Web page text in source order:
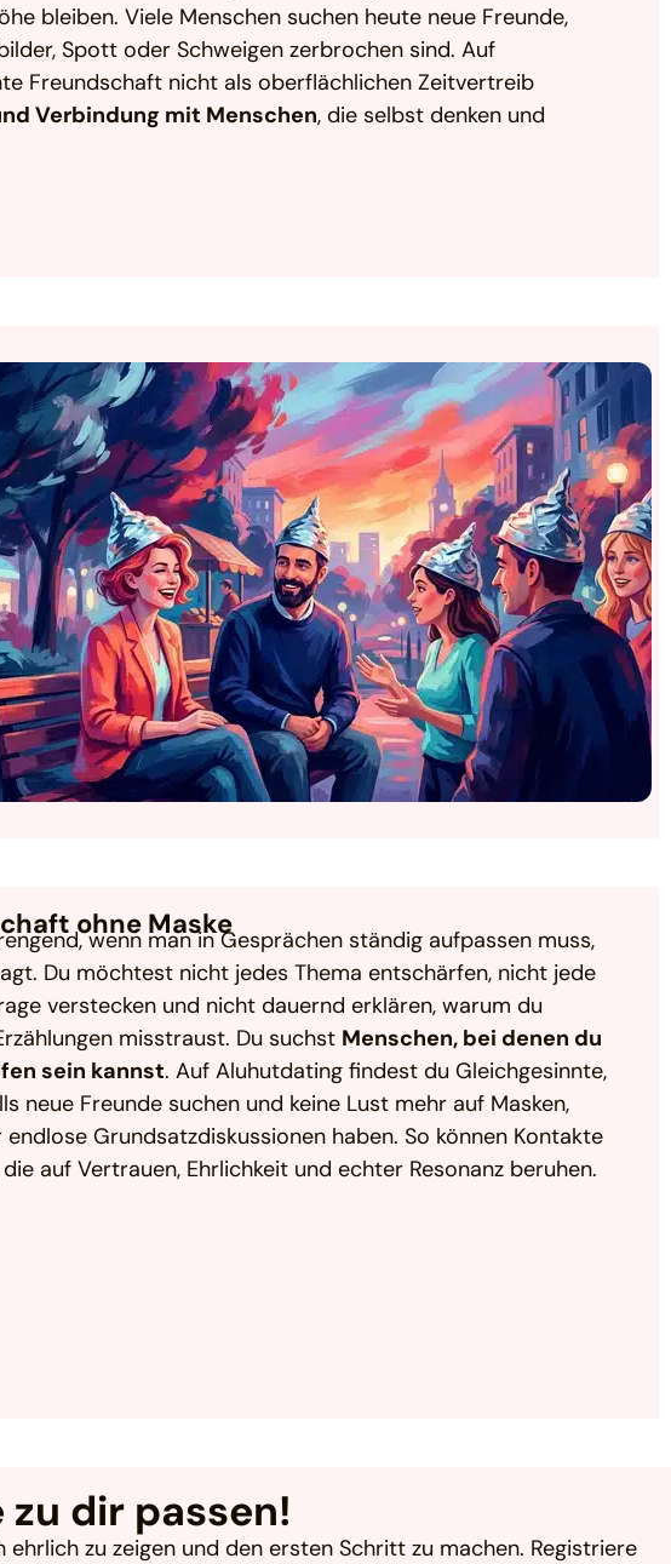
bleiben. Viele Menschen suchen heute neue Freunde,
Spott oder Schweigen zerbrochen sind. Auf
Freundschaft nicht als oberflächlichen Zeitvertreib
Verbindung mit Menschen, die selbst denken und
ohne Maske
wenn man in Gesprächen ständig aufpassen muss,
Du möchtest nicht jedes Thema entschärfen, nicht jede
verstecken und nicht dauernd erklären, warum du
misstraust. Du suchst Menschen, bei denen du
sein kannst. Auf Aluhutdating findest du Gleichgesinnte,
neue Freunde suchen und keine Lust mehr auf Masken,
Grundsatzdiskussionen haben. So können Kontakte
auf Vertrauen, Ehrlichkeit und echter Resonanz beruhen.
dir passen!
zu zeigen und den ersten Schritt zu machen. Registriere